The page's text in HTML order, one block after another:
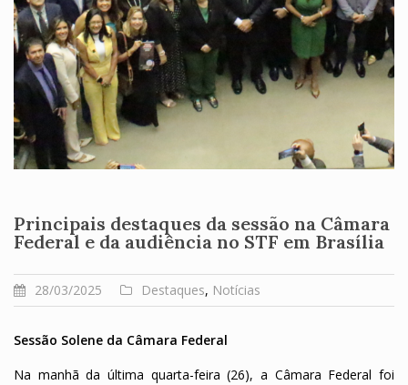
Principais destaques da sessão na Câmara
Federal e da audiência no STF em Brasília
28/03/2025 Destaques, Notícias
Sessão Solene da Câmara Federal
Na manhã da última quarta-feira (26), a Câmara Federal foi